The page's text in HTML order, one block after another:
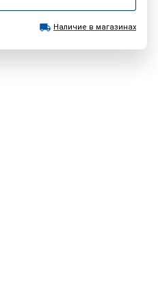
Наличие в магазинах